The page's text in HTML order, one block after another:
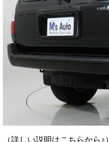
（詳しい説明はこちらから♪）